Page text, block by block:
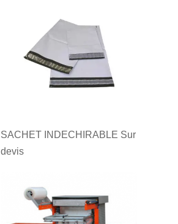
SACHET INDECHIRABLE Sur
devis